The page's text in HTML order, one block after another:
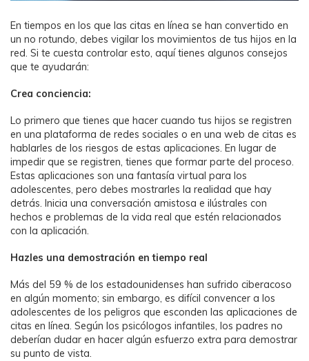
En tiempos en los que las citas en línea se han convertido en
un no rotundo, debes vigilar los movimientos de tus hijos en la
red. Si te cuesta controlar esto, aquí tienes algunos consejos
que te ayudarán:
Crea conciencia:
Lo primero que tienes que hacer cuando tus hijos se registren
en una plataforma de redes sociales o en una web de citas es
hablarles de los riesgos de estas aplicaciones. En lugar de
impedir que se registren, tienes que formar parte del proceso.
Estas aplicaciones son una fantasía virtual para los
adolescentes, pero debes mostrarles la realidad que hay
detrás. Inicia una conversación amistosa e ilústrales con
hechos e problemas de la vida real que estén relacionados
con la aplicación.
Hazles una demostración en tiempo real
Más del 59 % de los estadounidenses han sufrido ciberacoso
en algún momento; sin embargo, es difícil convencer a los
adolescentes de los peligros que esconden las aplicaciones de
citas en línea. Según los psicólogos infantiles, los padres no
deberían dudar en hacer algún esfuerzo extra para demostrar
su punto de vista.